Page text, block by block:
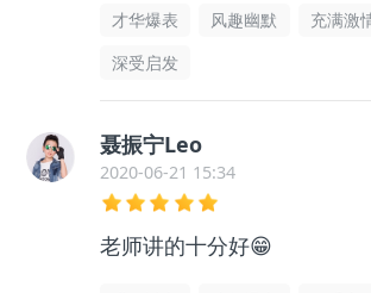
才华爆表 风趣幽默 充满激
深受启发
聂振宁Leo
2020-06-21 15:34
老师讲的十分好😁